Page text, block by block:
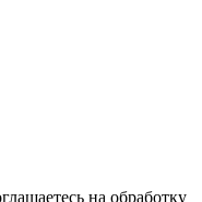
на обработку